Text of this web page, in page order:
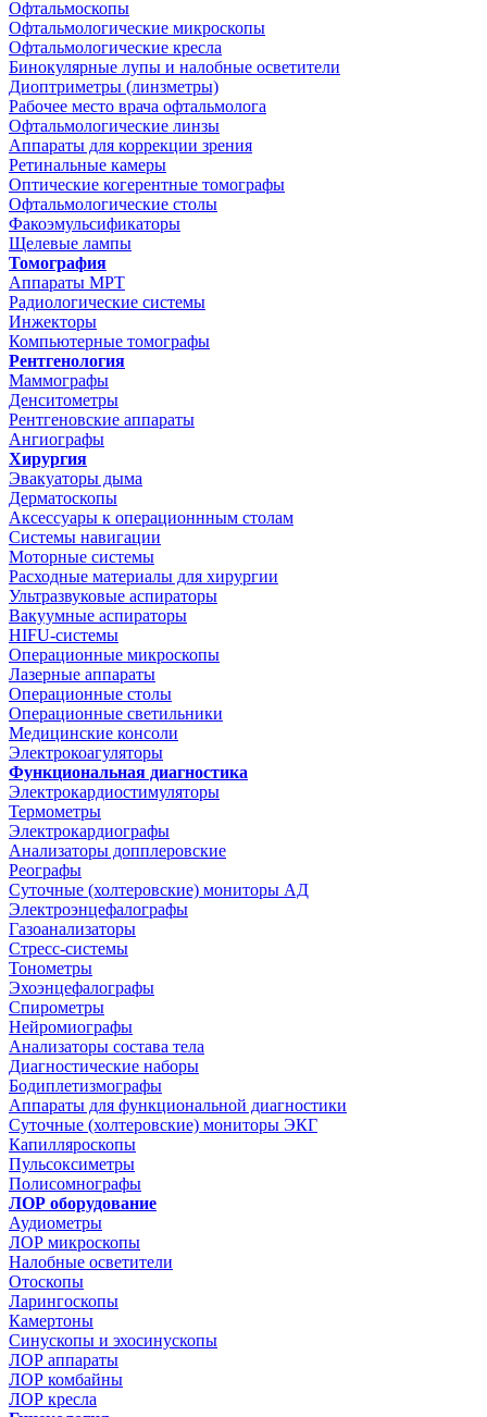
Офтальмоскопы
Офтальмологические микроскопы
Офтальмологические кресла
Бинокулярные лупы и налобные осветители
Диоптриметры (линзметры)
Рабочее место врача офтальмолога
Офтальмологические линзы
Аппараты для коррекции зрения
Ретинальные камеры
Оптические когерентные томографы
Офтальмологические столы
Факоэмульсификаторы
Щелевые лампы
Томография
Аппараты МРТ
Радиологические системы
Инжекторы
Компьютерные томографы
Рентгенология
Маммографы
Денситометры
Рентгеновские аппараты
Ангиографы
Хирургия
Эвакуаторы дыма
Дерматоскопы
Аксессуары к операционнным столам
Системы навигации
Моторные системы
Расходные материалы для хирургии
Ультразвуковые аспираторы
Вакуумные аспираторы
HIFU-системы
Операционные микроскопы
Лазерные аппараты
Операционные столы
Операционные светильники
Медицинские консоли
Электрокоагуляторы
Функциональная диагностика
Электрокардиостимуляторы
Термометры
Электрокардиографы
Анализаторы допплеровские
Реографы
Суточные (холтеровские) мониторы АД
Электроэнцефалографы
Газоанализаторы
Стресс-системы
Тонометры
Эхоэнцефалографы
Спирометры
Нейромиографы
Анализаторы состава тела
Диагностические наборы
Бодиплетизмографы
Аппараты для функциональной диагностики
Суточные (холтеровские) мониторы ЭКГ
Капилляроскопы
Пульсоксиметры
Полисомнографы
ЛОР оборудование
Аудиометры
ЛОР микроскопы
Налобные осветители
Отоскопы
Ларингоскопы
Камертоны
Синускопы и эхосинускопы
ЛОР аппараты
ЛОР комбайны
ЛОР кресла